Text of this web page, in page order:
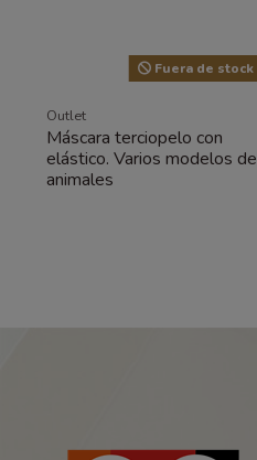
Fuera de stock
Outlet
Máscara terciopelo con
elástico. Varios modelos de
animales